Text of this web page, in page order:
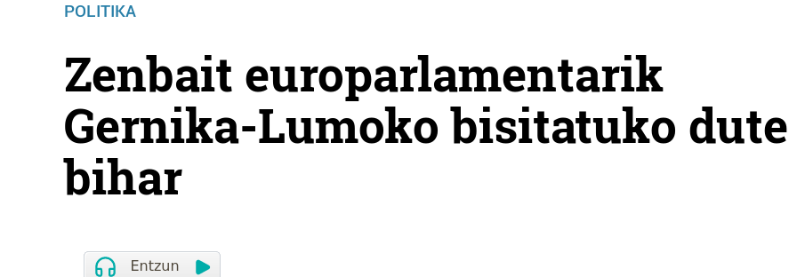
POLITIKA
Zenbait europarlamentarik
Gernika-Lumoko bisitatuko dute
bihar